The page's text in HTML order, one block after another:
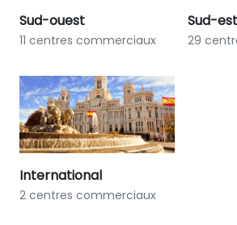
Sud-ouest
11 centres commerciaux
Sud-est
29
International
2 centres commerciaux